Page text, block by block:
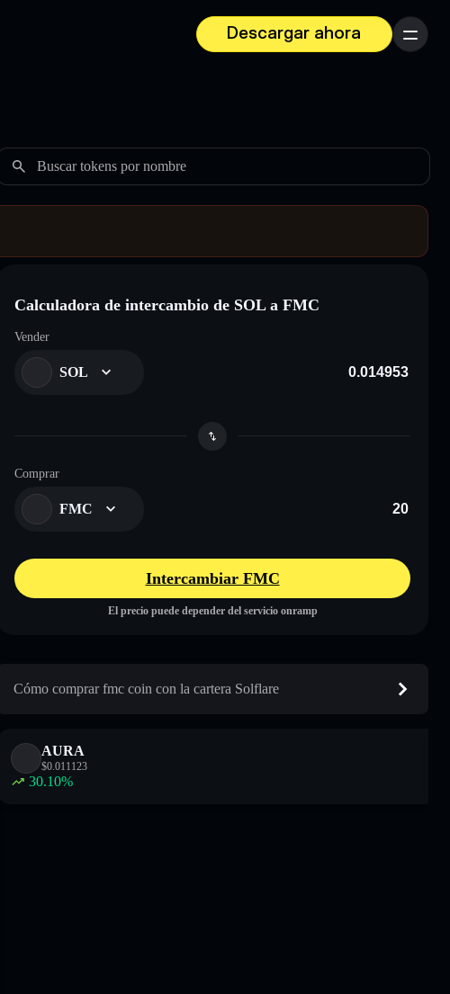
Descargar ahora
Menú
Buscar tokens por nombre
Calculadora de intercambio de SOL a FMC
Vender
SOL
Comprar
FMC
Intercambiar FMC
El precio puede depender del servicio onramp
Cómo comprar fmc coin con la cartera Solflare
AURA
$0.011123
30.10%